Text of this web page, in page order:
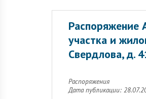
Распоряжение
участка и
Свердлова, д.
Распоряжения
Дата публикации: